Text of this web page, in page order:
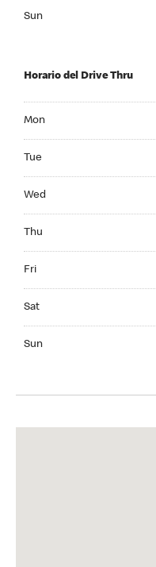
Sun
Horario del Drive Thru
Mon
Tue
Wed
Thu
Fri
Sat
Sun